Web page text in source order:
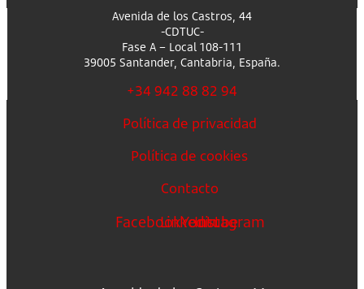
Avenida de los Castros, 44
-CDTUC-
Fase A – Local 108-111
39005 Santander, Cantabria, España.
+34 942 88 82 94
Política de privacidad
Política de cookies
Contacto
FacebookLinkedin
Youtube
Instagram